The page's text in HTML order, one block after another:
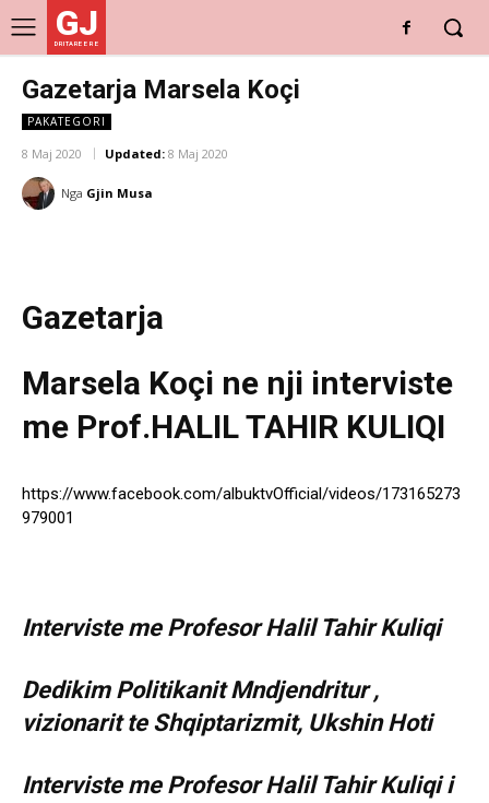
GJ
DRITARE E RE
Gazetarja Marsela Koçi
PAKATEGORI
8 Maj 2020 Updated: 8 Maj 2020
Nga Gjin Musa
Gazetarja
Marsela Koçi ne nji interviste
me Prof.HALIL TAHIR KULIQI
https://www.facebook.com/albuktvOfficial/videos/173165273
979001
Interviste me Profesor Halil Tahir Kuliqi
Dedikim Politikanit Mndjendritur ,
vizionarit te Shqiptarizmit, Ukshin Hoti
Interviste me Profesor Halil Tahir Kuliqi i